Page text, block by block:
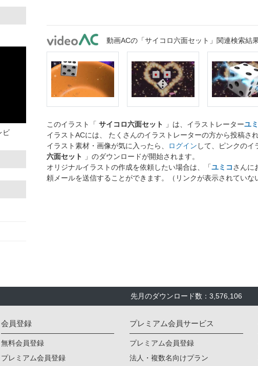
ビ
動画ACの「サイコロ六面セット」関連検索結
このイラスト「 サイコロ六面セット 」は、イラストレーターユ
イラストACには、 たくさんのイラストレーターの方から投稿
イラスト素材・画像が気に入ったら、
ログイン して、ピンクのイ
六面セット
」のダウンロードが開始されます。
オリジナルイラストの作成を依頼したい場合は、「ユミコさんに
頼メールを送信することができます。（リンクが表示されてい
先月のダウンロード数：3,576,106
会員登録
無料会員登録
プレミアム会員登録
プレミアム会員サービス
プレミアム会員登録
法人・複数名向けプラン